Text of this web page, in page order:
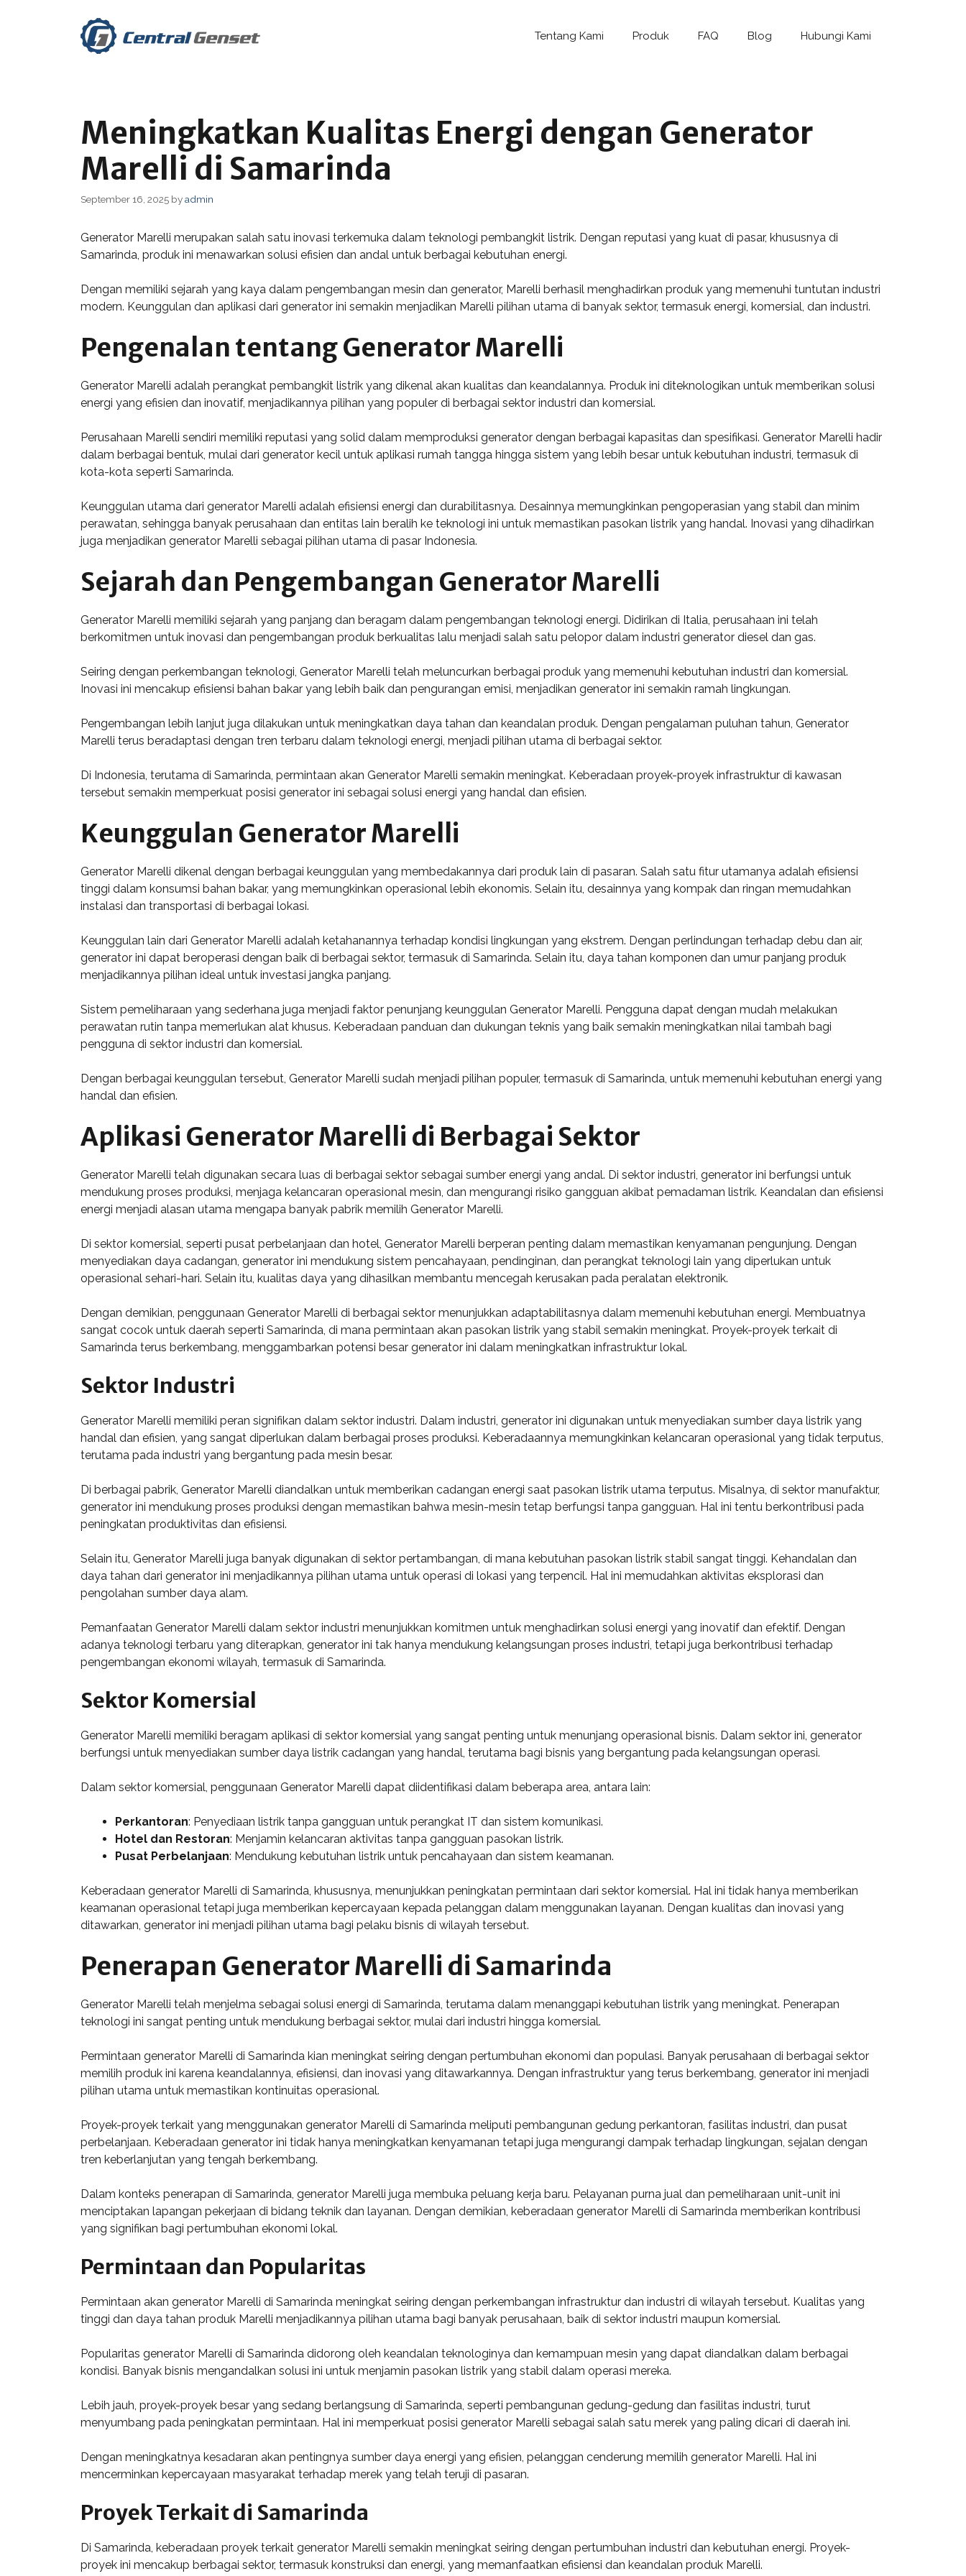
Tentang Kami Produk FAQ Blog Hubungi Kami
Meningkatkan Kualitas Energi dengan Generator
Marelli di Samarinda
September 16, 2025 byadmin
Generator Marelli merupakan salah satu inovasi terkemuka dalam teknologi pembangkit listrik. Dengan reputasi yang kuat di pasar, khususnya di
Samarinda, produk ini menawarkan solusi efisien dan andal untuk berbagai kebutuhan energi.
Dengan memiliki sejarah yang kaya dalam pengembangan mesin dan generator, Marelli berhasil menghadirkan produk yang memenuhi tuntutan industri
modern. Keunggulan dan aplikasi dari generator ini semakin menjadikan Marelli pilihan utama di banyak sektor, termasuk energi, komersial, dan industri.
Pengenalan tentang Generator Marelli
Generator Marelli adalah perangkat pembangkit listrik yang dikenal akan kualitas dan keandalannya. Produk ini diteknologikan untuk memberikan solusi
energi yang efisien dan inovatif, menjadikannya pilihan yang populer di berbagai sektor industri dan komersial.
Perusahaan Marelli sendiri memiliki reputasi yang solid dalam memproduksi generator dengan berbagai kapasitas dan spesifikasi. Generator Marelli hadir
dalam berbagai bentuk, mulai dari generator kecil untuk aplikasi rumah tangga hingga sistem yang lebih besar untuk kebutuhan industri, termasuk di
kota-kota seperti Samarinda.
Keunggulan utama dari generator Marelli adalah efisiensi energi dan durabilitasnya. Desainnya memungkinkan pengoperasian yang stabil dan minim
perawatan, sehingga banyak perusahaan dan entitas lain beralih ke teknologi ini untuk memastikan pasokan listrik yang handal. Inovasi yang dihadirkan
juga menjadikan generator Marelli sebagai pilihan utama di pasar Indonesia.
Sejarah dan Pengembangan Generator Marelli
Generator Marelli memiliki sejarah yang panjang dan beragam dalam pengembangan teknologi energi. Didirikan di Italia, perusahaan ini telah
berkomitmen untuk inovasi dan pengembangan produk berkualitas lalu menjadi salah satu pelopor dalam industri generator diesel dan gas.
Seiring dengan perkembangan teknologi, Generator Marelli telah meluncurkan berbagai produk yang memenuhi kebutuhan industri dan komersial.
Inovasi ini mencakup efisiensi bahan bakar yang lebih baik dan pengurangan emisi, menjadikan generator ini semakin ramah lingkungan.
Pengembangan lebih lanjut juga dilakukan untuk meningkatkan daya tahan dan keandalan produk. Dengan pengalaman puluhan tahun, Generator
Marelli terus beradaptasi dengan tren terbaru dalam teknologi energi, menjadi pilihan utama di berbagai sektor.
Di Indonesia, terutama di Samarinda, permintaan akan Generator Marelli semakin meningkat. Keberadaan proyek-proyek infrastruktur di kawasan
tersebut semakin memperkuat posisi generator ini sebagai solusi energi yang handal dan efisien.
Keunggulan Generator Marelli
Generator Marelli dikenal dengan berbagai keunggulan yang membedakannya dari produk lain di pasaran. Salah satu fitur utamanya adalah efisiensi
tinggi dalam konsumsi bahan bakar, yang memungkinkan operasional lebih ekonomis. Selain itu, desainnya yang kompak dan ringan memudahkan
instalasi dan transportasi di berbagai lokasi.
Keunggulan lain dari Generator Marelli adalah ketahanannya terhadap kondisi lingkungan yang ekstrem. Dengan perlindungan terhadap debu dan air,
generator ini dapat beroperasi dengan baik di berbagai sektor, termasuk di Samarinda. Selain itu, daya tahan komponen dan umur panjang produk
menjadikannya pilihan ideal untuk investasi jangka panjang.
Sistem pemeliharaan yang sederhana juga menjadi faktor penunjang keunggulan Generator Marelli. Pengguna dapat dengan mudah melakukan
perawatan rutin tanpa memerlukan alat khusus. Keberadaan panduan dan dukungan teknis yang baik semakin meningkatkan nilai tambah bagi
pengguna di sektor industri dan komersial.
Dengan berbagai keunggulan tersebut, Generator Marelli sudah menjadi pilihan populer, termasuk di Samarinda, untuk memenuhi kebutuhan energi yang
handal dan efisien.
Aplikasi Generator Marelli di Berbagai Sektor
Generator Marelli telah digunakan secara luas di berbagai sektor sebagai sumber energi yang andal. Di sektor industri, generator ini berfungsi untuk
mendukung proses produksi, menjaga kelancaran operasional mesin, dan mengurangi risiko gangguan akibat pemadaman listrik. Keandalan dan efisiensi
energi menjadi alasan utama mengapa banyak pabrik memilih Generator Marelli.
Di sektor komersial, seperti pusat perbelanjaan dan hotel, Generator Marelli berperan penting dalam memastikan kenyamanan pengunjung. Dengan
menyediakan daya cadangan, generator ini mendukung sistem pencahayaan, pendinginan, dan perangkat teknologi lain yang diperlukan untuk
operasional sehari-hari. Selain itu, kualitas daya yang dihasilkan membantu mencegah kerusakan pada peralatan elektronik.
Dengan demikian, penggunaan Generator Marelli di berbagai sektor menunjukkan adaptabilitasnya dalam memenuhi kebutuhan energi. Membuatnya
sangat cocok untuk daerah seperti Samarinda, di mana permintaan akan pasokan listrik yang stabil semakin meningkat. Proyek-proyek terkait di
Samarinda terus berkembang, menggambarkan potensi besar generator ini dalam meningkatkan infrastruktur lokal.
Sektor Industri
Generator Marelli memiliki peran signifikan dalam sektor industri. Dalam industri, generator ini digunakan untuk menyediakan sumber daya listrik yang
handal dan efisien, yang sangat diperlukan dalam berbagai proses produksi. Keberadaannya memungkinkan kelancaran operasional yang tidak terputus,
terutama pada industri yang bergantung pada mesin besar.
Di berbagai pabrik, Generator Marelli diandalkan untuk memberikan cadangan energi saat pasokan listrik utama terputus. Misalnya, di sektor manufaktur,
generator ini mendukung proses produksi dengan memastikan bahwa mesin-mesin tetap berfungsi tanpa gangguan. Hal ini tentu berkontribusi pada
peningkatan produktivitas dan efisiensi.
Selain itu, Generator Marelli juga banyak digunakan di sektor pertambangan, di mana kebutuhan pasokan listrik stabil sangat tinggi. Kehandalan dan
daya tahan dari generator ini menjadikannya pilihan utama untuk operasi di lokasi yang terpencil. Hal ini memudahkan aktivitas eksplorasi dan
pengolahan sumber daya alam.
Pemanfaatan Generator Marelli dalam sektor industri menunjukkan komitmen untuk menghadirkan solusi energi yang inovatif dan efektif. Dengan
adanya teknologi terbaru yang diterapkan, generator ini tak hanya mendukung kelangsungan proses industri, tetapi juga berkontribusi terhadap
pengembangan ekonomi wilayah, termasuk di Samarinda.
Sektor Komersial
Generator Marelli memiliki beragam aplikasi di sektor komersial yang sangat penting untuk menunjang operasional bisnis. Dalam sektor ini, generator
berfungsi untuk menyediakan sumber daya listrik cadangan yang handal, terutama bagi bisnis yang bergantung pada kelangsungan operasi.
Dalam sektor komersial, penggunaan Generator Marelli dapat diidentifikasi dalam beberapa area, antara lain:
Perkantoran: Penyediaan listrik tanpa gangguan untuk perangkat IT dan sistem komunikasi.
Hotel dan Restoran: Menjamin kelancaran aktivitas tanpa gangguan pasokan listrik.
Pusat Perbelanjaan: Mendukung kebutuhan listrik untuk pencahayaan dan sistem keamanan.
Keberadaan generator Marelli di Samarinda, khususnya, menunjukkan peningkatan permintaan dari sektor komersial. Hal ini tidak hanya memberikan
keamanan operasional tetapi juga memberikan kepercayaan kepada pelanggan dalam menggunakan layanan. Dengan kualitas dan inovasi yang
ditawarkan, generator ini menjadi pilihan utama bagi pelaku bisnis di wilayah tersebut.
Penerapan Generator Marelli di Samarinda
Generator Marelli telah menjelma sebagai solusi energi di Samarinda, terutama dalam menanggapi kebutuhan listrik yang meningkat. Penerapan
teknologi ini sangat penting untuk mendukung berbagai sektor, mulai dari industri hingga komersial.
Permintaan generator Marelli di Samarinda kian meningkat seiring dengan pertumbuhan ekonomi dan populasi. Banyak perusahaan di berbagai sektor
memilih produk ini karena keandalannya, efisiensi, dan inovasi yang ditawarkannya. Dengan infrastruktur yang terus berkembang, generator ini menjadi
pilihan utama untuk memastikan kontinuitas operasional.
Proyek-proyek terkait yang menggunakan generator Marelli di Samarinda meliputi pembangunan gedung perkantoran, fasilitas industri, dan pusat
perbelanjaan. Keberadaan generator ini tidak hanya meningkatkan kenyamanan tetapi juga mengurangi dampak terhadap lingkungan, sejalan dengan
tren keberlanjutan yang tengah berkembang.
Dalam konteks penerapan di Samarinda, generator Marelli juga membuka peluang kerja baru. Pelayanan purna jual dan pemeliharaan unit-unit ini
menciptakan lapangan pekerjaan di bidang teknik dan layanan. Dengan demikian, keberadaan generator Marelli di Samarinda memberikan kontribusi
yang signifikan bagi pertumbuhan ekonomi lokal.
Permintaan dan Popularitas
Permintaan akan generator Marelli di Samarinda meningkat seiring dengan perkembangan infrastruktur dan industri di wilayah tersebut. Kualitas yang
tinggi dan daya tahan produk Marelli menjadikannya pilihan utama bagi banyak perusahaan, baik di sektor industri maupun komersial.
Popularitas generator Marelli di Samarinda didorong oleh keandalan teknologinya dan kemampuan mesin yang dapat diandalkan dalam berbagai
kondisi. Banyak bisnis mengandalkan solusi ini untuk menjamin pasokan listrik yang stabil dalam operasi mereka.
Lebih jauh, proyek-proyek besar yang sedang berlangsung di Samarinda, seperti pembangunan gedung-gedung dan fasilitas industri, turut
menyumbang pada peningkatan permintaan. Hal ini memperkuat posisi generator Marelli sebagai salah satu merek yang paling dicari di daerah ini.
Dengan meningkatnya kesadaran akan pentingnya sumber daya energi yang efisien, pelanggan cenderung memilih generator Marelli. Hal ini
mencerminkan kepercayaan masyarakat terhadap merek yang telah teruji di pasaran.
Proyek Terkait di Samarinda
Di Samarinda, keberadaan proyek terkait generator Marelli semakin meningkat seiring dengan pertumbuhan industri dan kebutuhan energi. Proyek-
proyek ini mencakup berbagai sektor, termasuk konstruksi dan energi, yang memanfaatkan efisiensi dan keandalan produk Marelli.